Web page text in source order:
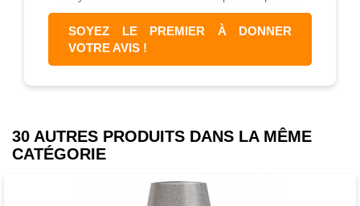
SOYEZ LE PREMIER À DONNER
VOTRE AVIS !
30 AUTRES PRODUITS DANS LA MÊME
CATÉGORIE